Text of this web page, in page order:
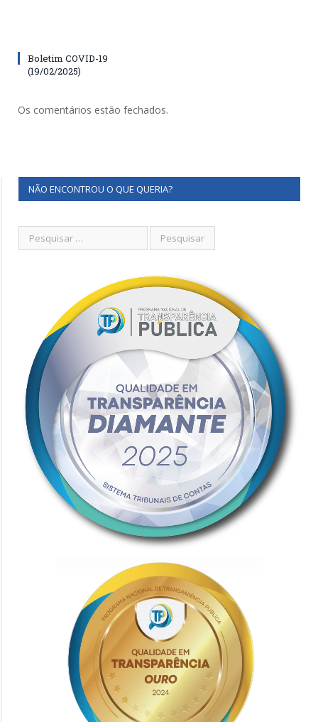
Boletim COVID-19
(19/02/2025)
Os comentários estão fechados.
NÃO ENCONTROU O QUE QUERIA?